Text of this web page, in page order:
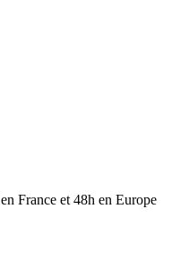
en France et 48h en Europe